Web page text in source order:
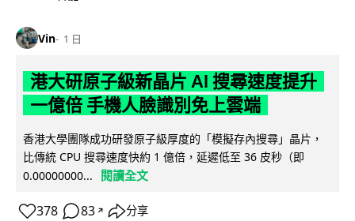
Vin 1 日
港大研原子級新晶片 AI 搜尋速度提升
一億倍 手機人臉識別免上雲端
香港大學團隊成功研發原子級厚度的「模擬存內搜尋」晶片，
比傳統 CPU 搜尋速度快約 1 億倍，延遲低至 36 皮秒（即
0.00000000...
閱讀全文
378 83 ↗ 分享